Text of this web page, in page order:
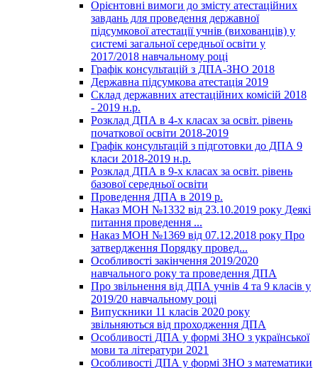
Орієнтовні вимоги до змісту атестаційних
завдань для проведення державної
підсумкової атестації учнів (вихованців) у
системі загальної середньої освіти у
2017/2018 навчальному році
Графік консультацій з ДПА-ЗНО 2018
Державна підсумкова атестація 2019
Склад державних атестаційних комісій 2018
- 2019 н.р.
Розклад ДПА в 4-х класах за освіт. рівень
початкової освіти 2018-2019
Графік консультацій з підготовки до ДПА 9
класи 2018-2019 н.р.
Розклад ДПА в 9-х класах за освіт. рівень
базової середньої освіти
Проведення ДПА в 2019 р.
Наказ МОН №1332 від 23.10.2019 року Деякі
питання проведення ...
Наказ МОН №1369 від 07.12.2018 року Про
затвердження Порядку провед...
Особливості закінчення 2019/2020
навчального року та проведення ДПА
Про звільнення від ДПА учнів 4 та 9 класів у
2019/20 навчальному році
Випускники 11 класів 2020 року
звільняються від проходження ДПА
Особливості ДПА у формі ЗНО з української
мови та літератури 2021
Особливості ДПА у формі ЗНО з математики